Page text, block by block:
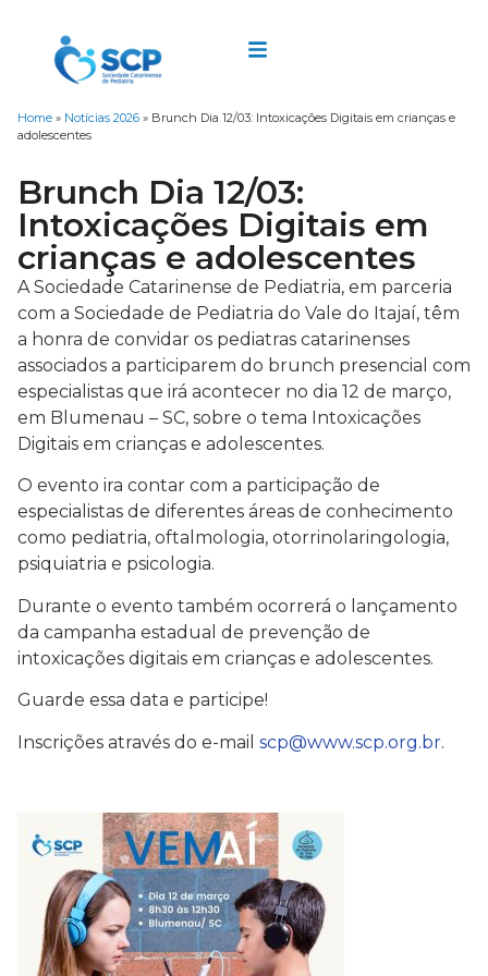
Home » Notícias 2026 » Brunch Dia 12/03: Intoxicações Digitais em crianças e
adolescentes
Brunch Dia 12/03:
Intoxicações Digitais em
crianças e adolescentes
A Sociedade Catarinense de Pediatria, em parceria
com a Sociedade de Pediatria do Vale do Itajaí, têm
a honra de convidar os pediatras catarinenses
associados a participarem do brunch presencial com
especialistas que irá acontecer no dia 12 de março,
em Blumenau – SC, sobre o tema Intoxicações
Digitais em crianças e adolescentes.
O evento ira contar com a participação de
especialistas de diferentes áreas de conhecimento
como pediatria, oftalmologia, otorrinolaringologia,
psiquiatria e psicologia.
Durante o evento também ocorrerá o lançamento
da campanha estadual de prevenção de
intoxicações digitais em crianças e adolescentes.
Guarde essa data e participe!
Inscrições através do e-mail scp@www.scp.org.br.